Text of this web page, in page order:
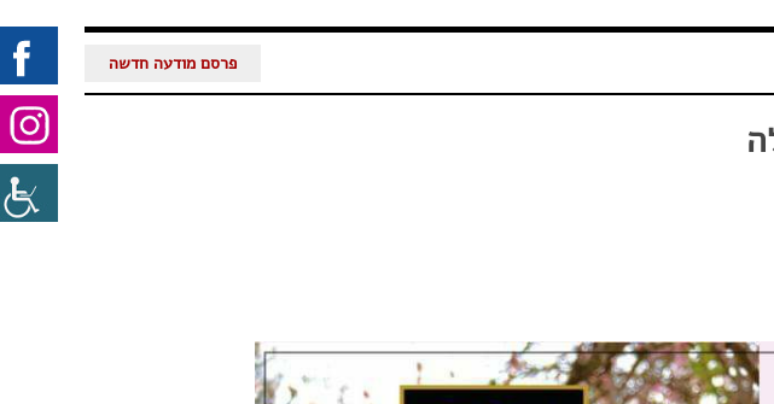
פרסם מודעה חדשה